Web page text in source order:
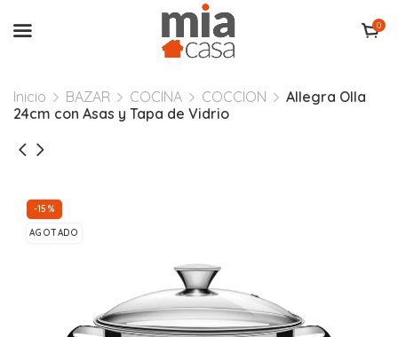
0
Inicio BAZAR COCINA COCCION
Allegra Olla
24cm con Asas y Tapa de Vidrio
-15%
AGOTADO